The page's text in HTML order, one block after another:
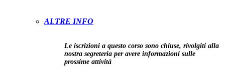
ALTRE INFO
Le iscrizioni a questo corso sono chiuse, rivolgiti alla
nostra segreteria per avere informazioni sulle
prossime attività